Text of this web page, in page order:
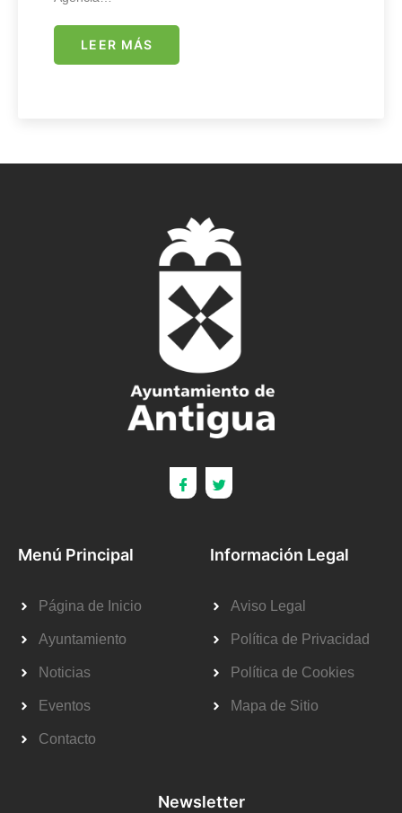
LEER MÁS
Menú Principal
Página de Inicio
Ayuntamiento
Noticias
Eventos
Contacto
Información Legal
Aviso Legal
Política de Privacidad
Política de Cookies
Mapa de Sitio
Newsletter